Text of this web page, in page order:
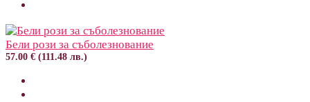
Бели рози за съболезнование
57.00 € (111.48 лв.)